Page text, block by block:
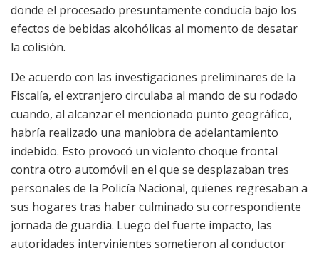
donde el procesado presuntamente conducía bajo los
efectos de bebidas alcohólicas al momento de desatar
la colisión.
De acuerdo con las investigaciones preliminares de la
Fiscalía, el extranjero circulaba al mando de su rodado
cuando, al alcanzar el mencionado punto geográfico,
habría realizado una maniobra de adelantamiento
indebido. Esto provocó un violento choque frontal
contra otro automóvil en el que se desplazaban tres
personales de la Policía Nacional, quienes regresaban a
sus hogares tras haber culminado su correspondiente
jornada de guardia. Luego del fuerte impacto, las
autoridades intervinientes sometieron al conductor